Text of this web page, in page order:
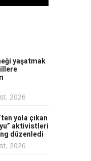
yaşatmak
2026
yola çıkan
aktivistleri
düzenledi
2026